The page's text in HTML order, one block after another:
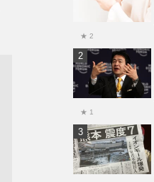
★ 2
★ 1